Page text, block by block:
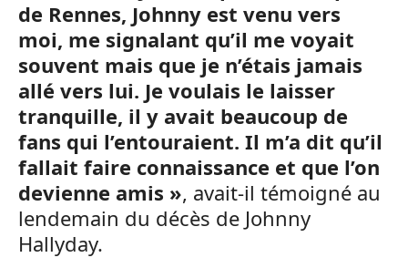
de Rennes, Johnny est venu vers
moi, me signalant qu’il me voyait
souvent mais que je n’étais jamais
allé vers lui. Je voulais le laisser
tranquille, il y avait beaucoup de
fans qui l’entouraient. Il m’a dit qu’il
fallait faire connaissance et que l’on
devienne amis », avait-il témoigné au
lendemain du décès de Johnny
Hallyday.